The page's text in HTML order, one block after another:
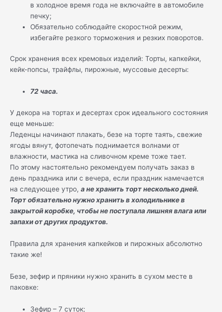
в холодное время года не включайте в автомобиле
печку;
Обязательно соблюдайте скоростной режим,
избегайте резкого торможения и резких поворотов.
Срок хранения всех кремовых изделий: Торты, капкейки,
кейк-попсы, трайфлы, пирожные, муссовые десерты:
72 часа.
У декора на тортах и десертах срок идеального состояния
еще меньше:
Леденцы начинают плакать, безе на торте таять, свежие
ягоды вянут, фотопечать поднимается волнами от
влажности, мастика на сливочном креме тоже тает.
По этому настоятельно рекомендуем получать заказ в
день праздника или с вечера, если праздник намечается
на следующее утро, а не хранить торт несколько дней.
Торт обязательно нужно хранить в холодильнике в
закрытой коробке, чтобы не поступала лишняя влага или
запахи от других продуктов.
Правила для хранения капкейков и пирожных абсолютно
такие же!
Безе, зефир и пряники нужно хранить в сухом месте в
паковке:
Зефир – 7 суток;